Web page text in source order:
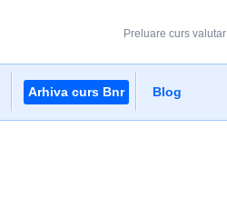
Preluare curs valutar
Arhiva curs Bnr Blog